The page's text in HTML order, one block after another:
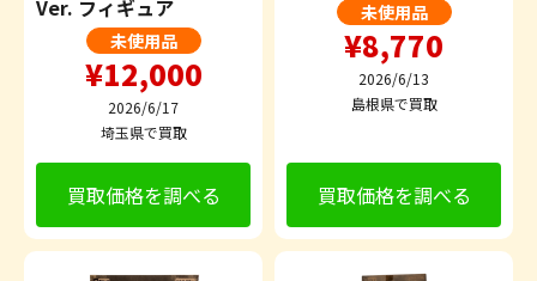
Ver. フィギュア
未使用品
¥12,000
2026/6/17
埼玉県で買取
買取価格を調べる
未使用品
¥8,770
2026/6/13
島根県で買取
買取価格を調べる